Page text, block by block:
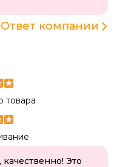
Ответ компании
товара
Это